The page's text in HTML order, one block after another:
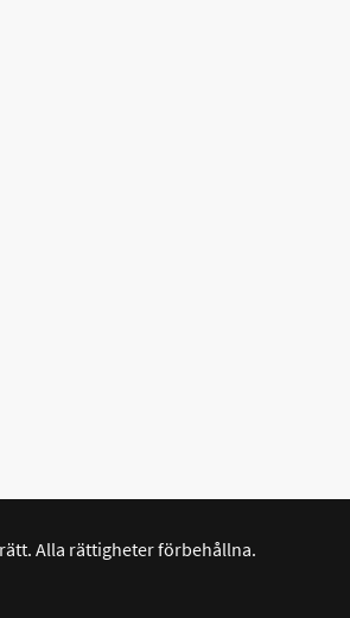
Alla rättigheter förbehållna.